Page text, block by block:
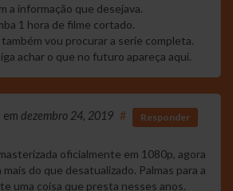
a informação que desejava.
1 hora de filme cortado.
vou procurar a serie completa.
achar o que no futuro apareça aqui.
em dezembro 24, 2019 # Responder
oficialmente em 1080p, agora
do que desatualizado. Palmas para a
uma coisa que presta nesses anos.